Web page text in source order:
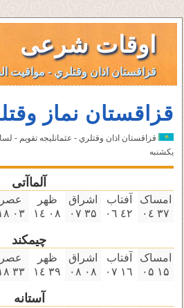
اوقات شرعی
قزاقستان اذان وقتلري - مواقيت
قزاقستان نماز
یکشنبه
آلماآتی
امساک
۳٧ ۰٤
آفتاب
٤۲ ۰٦
اشراق
۳۵ ۰٧
ظهر
۰٨ ۱٤
عصر
۰۳ ۱٨
چیمکند
امساک
۱۵ ۰۵
آفتاب
۱٦ ۰٧
اشراق
۰٨ ۰٨
ظهر
۳٩ ۱٤
عصر
۳۳ ۱٨
آستانه